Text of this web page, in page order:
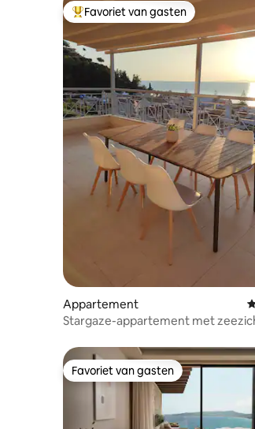
Topfavoriet van gasten
Favoriet van gasten
Appartement
Stargaze-appartement met
Favoriet van gasten
Favoriet van gasten